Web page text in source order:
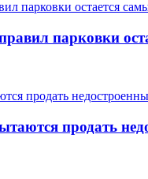
парковки
продать